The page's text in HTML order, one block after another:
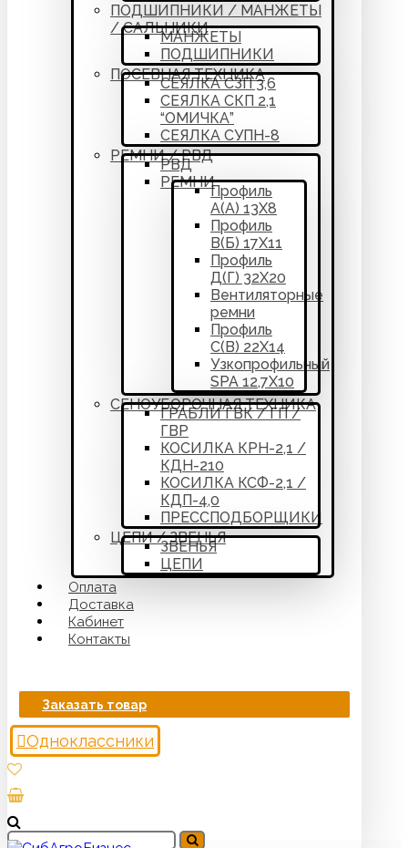
ПОДШИПНИКИ / МАНЖЕТЫ
/ САЛЬНИКИ
МАНЖЕТЫ
ПОДШИПНИКИ
ПОСЕВНАЯ ТЕХНИКА
СЕЯЛКА СЗП 3,6
СЕЯЛКА СКП 2,1
“ОМИЧКА”
СЕЯЛКА СУПН-8
РЕМНИ / РВД
РВД
РЕМНИ
Профиль
А(А) 13Х8
Профиль
В(Б) 17Х11
Профиль
Д(Г) 32Х20
Вентиляторные
ремни
Профиль
С(В) 22Х14
Узкопрофильный
SPA 12,7Х10
СЕНОУБОРОЧНАЯ ТЕХНИКА
ГРАБЛИ ГВК / ГП /
ГВР
КОСИЛКА КРН-2,1 /
КДН-210
КОСИЛКА КСФ-2,1 /
КДП-4,0
ПРЕССПОДБОРЩИКИ
ЦЕПИ / ЗВЕНЬЯ
ЗВЕНЬЯ
ЦЕПИ
Оплата
Доставка
Кабинет
Контакты
Заказать товар
Одноклассники